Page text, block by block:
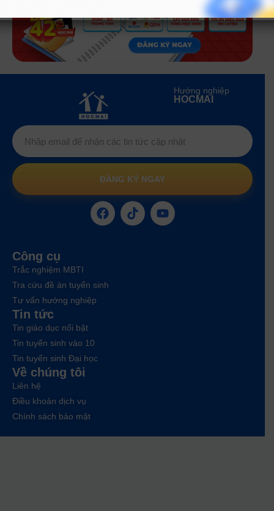
Hướng nghiệp
HOCMAI
ĐĂNG KÝ NGAY
Công cụ
Trắc nghiệm MBTI
Tra cứu đề án tuyển sinh
Tư vấn hướng nghiệp
Tin tức
Tin giáo dục nổi bật
Tin tuyển sinh vào 10
Tin tuyển sinh Đại học
Về chúng tôi
Liên hệ
Điều khoản dịch vụ
Chính sách bảo mật